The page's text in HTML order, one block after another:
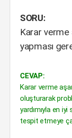
SORU:
Karar verme
yapması
CEVAP:
Karar verme
oluşturarak
yardımıyla en
tespit etmeye